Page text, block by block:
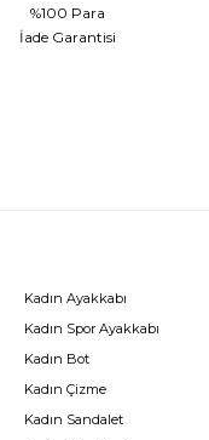
%100 Para
İade Garantisi
Kadın Ayakkabı
Kadın Spor Ayakkabı
Kadın Bot
Kadın Çizme
Kadın Sandalet